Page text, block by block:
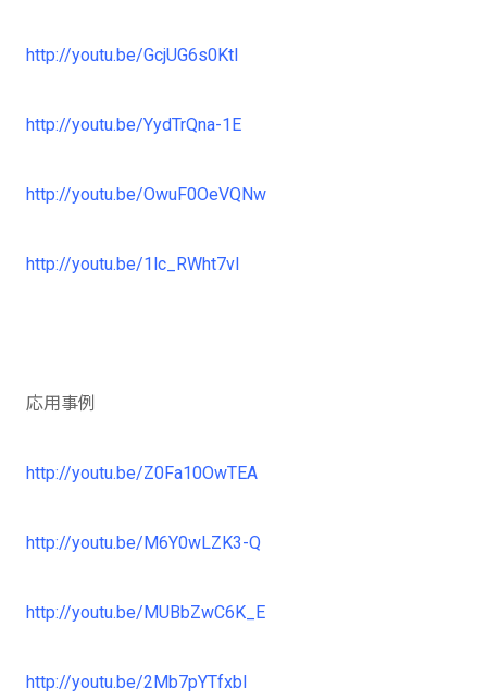
http://youtu.be/GcjUG6s0KtI
http://youtu.be/YydTrQna-1E
http://youtu.be/OwuF0OeVQNw
http://youtu.be/1lc_RWht7vI
応用事例
http://youtu.be/Z0Fa10OwTEA
http://youtu.be/M6Y0wLZK3-Q
http://youtu.be/MUBbZwC6K_E
http://youtu.be/2Mb7pYTfxbI